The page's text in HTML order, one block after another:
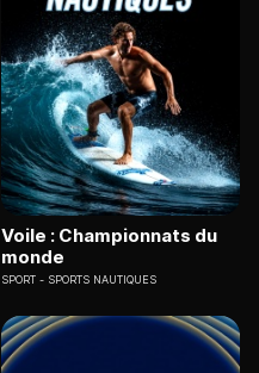
Voile : Championnats du
monde
SPORT SPORTS NAUTIQUES